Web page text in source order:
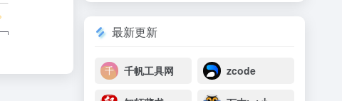
最新更新
千帆工具网 zcode